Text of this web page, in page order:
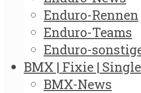
Enduro-Rennen
Enduro-Teams
Enduro-
BMX | Fixie |
BMX-News